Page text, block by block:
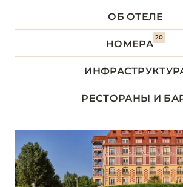
БРЕТАНЬ
БУРГУНДИЯ
ДОЛИНА ЛУАРЫ
КОРСИКА
ЛАЗУРНЫЙ
ОБ ОТЕЛЕ
НОМЕРА
20
РЕСТОРАНЫ И